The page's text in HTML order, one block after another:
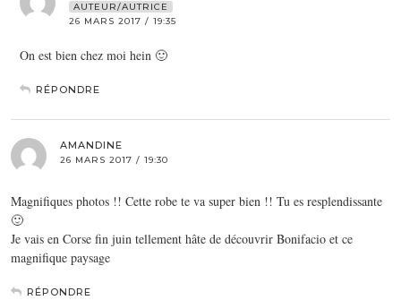
AUTEUR/AUTRICE
26 MARS 2017 / 19:35
On est bien chez moi hein 🙂
RÉPONDRE
AMANDINE
26 MARS 2017 / 19:30
Magnifiques photos !! Cette robe te va super bien !! Tu es resplendissante
🙂
Je vais en Corse fin juin tellement hâte de découvrir Bonifacio et ce
magnifique paysage
RÉPONDRE